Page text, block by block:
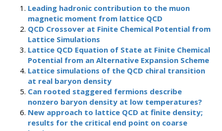
Leading hadronic contribution to the muon
magnetic moment from lattice QCD
QCD Crossover at Finite Chemical Potential from
Lattice Simulations
Lattice QCD Equation of State at Finite Chemical
Potential from an Alternative Expansion Scheme
Lattice simulations of the QCD chiral transition
at real baryon density
Can rooted staggered fermions describe
nonzero baryon density at low temperatures?
New approach to lattice QCD at finite density;
results for the critical end point on coarse